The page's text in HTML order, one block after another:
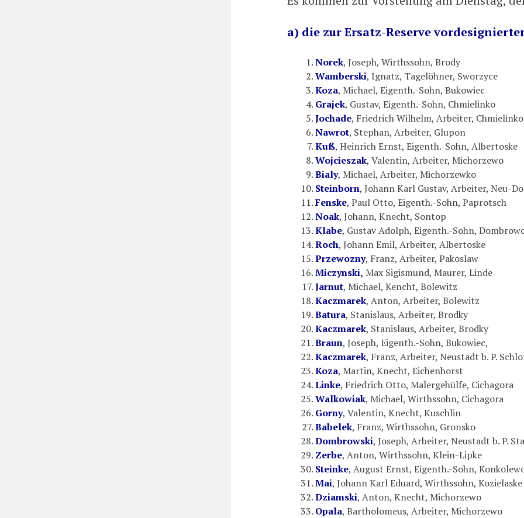
a) die zur Ersatz-Reserve
Norek, Joseph, Wirthssohn, Brody
Wamberski, Ignatz, Tagelöhner, Sworzyce
Koza, Michael, Eigenth.-Sohn, Bukowiec
Grajek, Gustav, Eigenth.-Sohn, Chmielinko
Jochade, Friedrich Wilhelm, Arbeiter, Chmielinko
Nawrot, Stephan, Arbeiter, Glupon
Kuß, Heinrich Ernst, Eigenth.-Sohn, Albertoske
Wojcieszak, Valentin, Arbeiter, Michorzewo
Bialy, Michael, Arbeiter, Michorzewko
Steinborn, Johann Karl Gustav, Arbeiter, Neu-
Fenske, Paul Otto, Eigenth.-Sohn, Paprotsch
Noak, Johann, Knecht, Sontop
Klabe, Gustav Adolph, Eigenth.-Sohn,
Roch, Johann Emil, Arbeiter, Albertoske
Przewozny, Franz, Arbeiter, Pakoslaw
Miczynski, Max Sigismund, Maurer, Linde
Jarnut, Michael, Kencht, Bolewitz
Kaczmarek, Anton, Arbeiter, Bolewitz
Batura, Stanislaus, Arbeiter, Brodky
Kaczmarek, Stanislaus, Arbeiter, Brodky
Braun, Joseph, Eigenth.-Sohn, Bukowiec,
Kaczmarek, Franz, Arbeiter, Neustadt b. P.
Koza, Martin, Knecht, Eichenhorst
Linke, Friedrich Otto, Malergehülfe, Cichagora
Walkowiak, Michael, Wirthssohn, Cichagora
Gorny, Valentin, Knecht, Kuschlin
Babelek, Franz, Wirthssohn, Gronsko
Dombrowski, Joseph, Arbeiter, Neustadt b. P.
Zerbe, Anton, Wirthssohn, Klein-Lipke
Steinke, August Ernst, Eigenth.-Sohn,
Mai, Johann Karl Eduard, Wirthssohn, Kozielaske
Dziamski, Anton, Knecht, Michorzewo
Opala, Bartholomeus, Arbeiter, Michorzewo